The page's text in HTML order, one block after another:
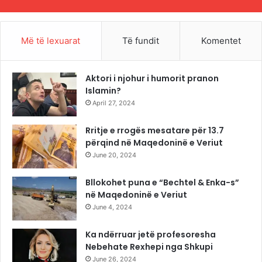
Më të lexuarat Të fundit Komentet
Aktori i njohur i humorit pranon
Islamin?
April 27, 2024
Rritje e rrogës mesatare për 13.7
përqind në Maqedoninë e Veriut
June 20, 2024
Bllokohet puna e “Bechtel & Enka-s”
në Maqedoninë e Veriut
June 4, 2024
Ka ndërruar jetë profesoresha
Nebehate Rexhepi nga Shkupi
June 26, 2024